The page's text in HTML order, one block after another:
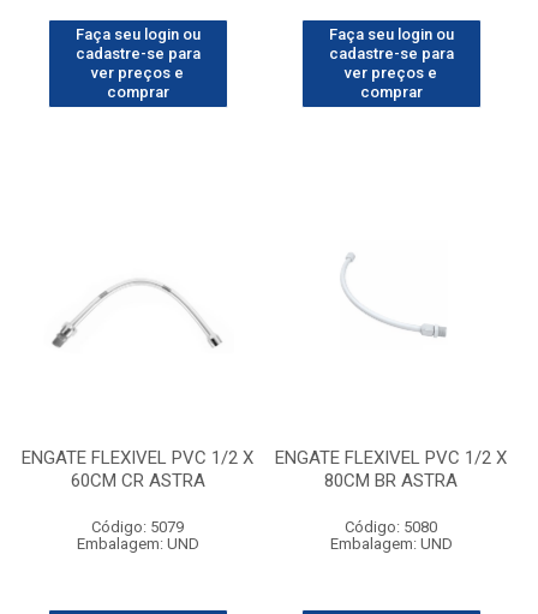
Faça seu login ou
cadastre-se para
ver preços e
comprar
Faça seu login ou
cadastre-se para
ver preços e
comprar
ENGATE FLEXIVEL PVC 1/2 X
60CM CR ASTRA
Código: 5079
Embalagem: UND
ENGATE FLEXIVEL PVC 1/2 X
80CM BR ASTRA
Código: 5080
Embalagem: UND